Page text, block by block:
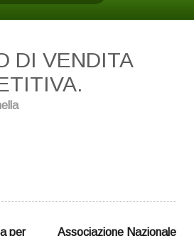
DI VENDITA
per
Associazione Nazionale